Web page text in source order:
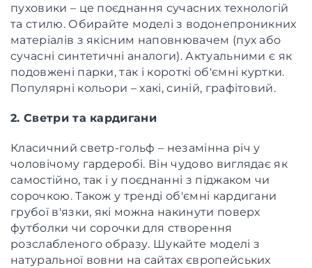
пуховики – це поєднання сучасних технологій
та стилю. Обирайте моделі з водонепроникних
матеріалів з якісним наповнювачем (пух або
сучасні синтетичні аналоги). Актуальними є як
подовжені парки, так і короткі об'ємні куртки.
Популярні кольори – хакі, синій, графітовий.
2. Светри та кардигани
Класичний светр-гольф – незамінна річ у
чоловічому гардеробі. Він чудово виглядає як
самостійно, так і у поєднанні з піджаком чи
сорочкою. Також у тренді об'ємні кардигани
грубої в'язки, які можна накинути поверх
футболки чи сорочки для створення
розслабленого образу. Шукайте моделі з
натуральної вовни на сайтах європейських